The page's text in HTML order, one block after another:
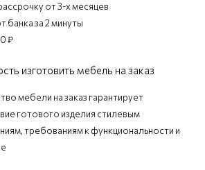
от 3-х месяцев
банка за 2 минуты
₽
изготовить мебель на заказ
мебели на заказ гарантирует
готового изделия стилевым
требованиям к функциональности и